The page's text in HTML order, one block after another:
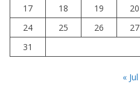
17
18 19 20
24
25 26 27
31
« Jul